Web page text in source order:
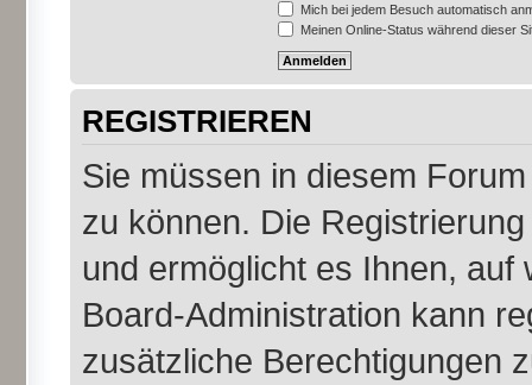
Mich bei jedem Besuch automatisch
Meinen Online-Status während dieser
REGISTRIEREN
Sie müssen in diesem
zu können. Die
und ermöglicht es Ihnen,
Board-Administration kann
zusätzliche Berechtigungen